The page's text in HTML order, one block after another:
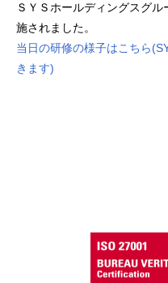
ＳＹＳホールディングスグ
施されました。
当日の研修の様子はこちら
きます)